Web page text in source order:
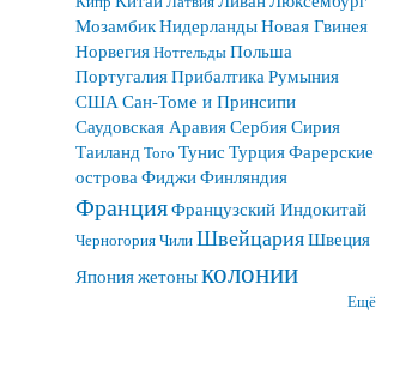
МозамбикНидерландыНовая Гвинея
НорвегияНотгельдыПольша
ПортугалияПрибалтика Румыния
США Сан-Томе и Принсипи
Саудовская АравияСербияСирия
Таиланд Того Тунис ТурцияФарерские
острова ФиджиФинляндия
ФранцияФранцузский Индокитай
ЧерногорияЧилиШвейцарияШвеция
Японияжетоныколонии
Ещё